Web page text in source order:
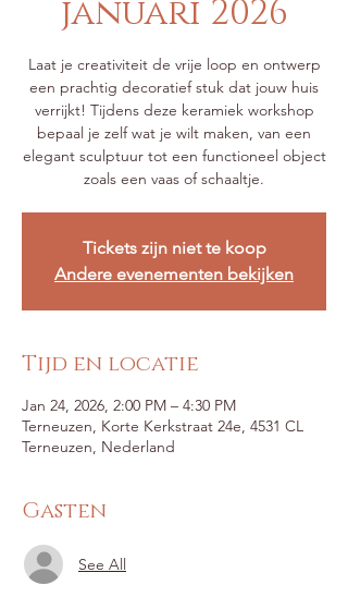
januari 2026
Laat je creativiteit de vrije loop en ontwerp
een prachtig decoratief stuk dat jouw huis
verrijkt! Tijdens deze keramiek workshop
bepaal je zelf wat je wilt maken, van een
elegant sculptuur tot een functioneel object
zoals een vaas of schaaltje.
Tickets zijn niet te koop
Andere evenementen bekijken
Tijd en locatie
Jan 24, 2026, 2:00 PM – 4:30 PM
Terneuzen, Korte Kerkstraat 24e, 4531 CL
Terneuzen, Nederland
Gasten
See All